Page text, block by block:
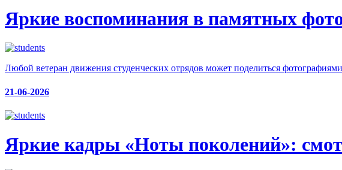
Яркие воспоминания в памятных
Любой ветеран движения студенческих отрядов может поделиться
21-06-2026
Яркие кадры «Ноты поколений»: